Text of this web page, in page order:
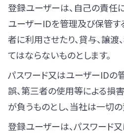
登録ユーザーは、自己の責任
ユーザーIDを管理及び保管す
者に利用させたり、貸与、譲渡
てはならないものとします。
パスワード又はユーザーIDの
誤、第三者の使用等による損
が負うものとし、当社は一切
登録ユーザーは、パスワード